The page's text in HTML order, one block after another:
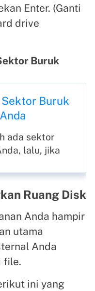
Enter. (Ganti
drive
Buruk
Buruk
ada sektor
lalu, jika
Ruang Disk
Anda hampir
utama
Anda
file.
ini yang